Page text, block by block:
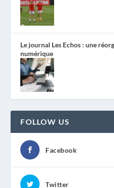
Le journal Les Echos : une
numérique
FOLLOW US
Facebook
Twitter